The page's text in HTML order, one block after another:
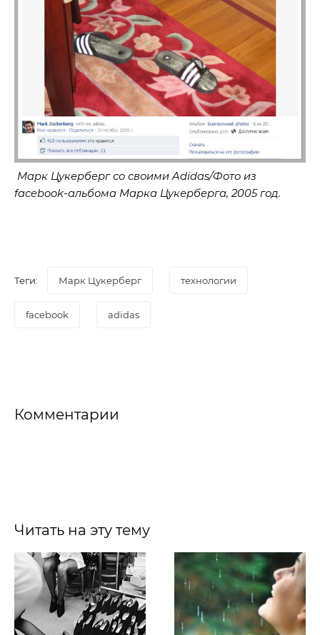
Марк Цукерберг со своими Adidas/Фото из
facebook-альбома Марка Цукерберга, 2005 год.
Теги: Марк Цукерберг технологии
facebook adidas
Комментарии
Читать на эту тему